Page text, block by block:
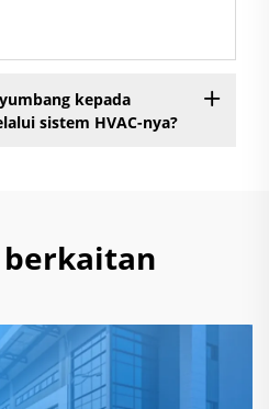
kepada
sistem HVAC-nya?